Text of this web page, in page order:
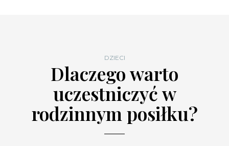
DZIECI
Dlaczego warto
uczestniczyć w
rodzinnym posiłku?